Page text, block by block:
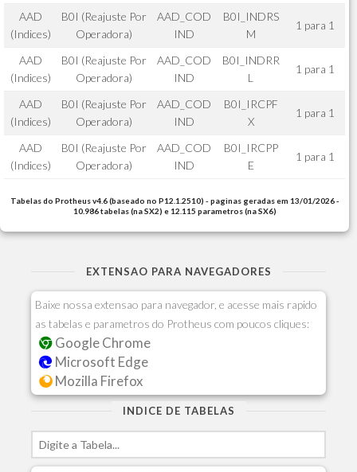
AAD
(Indices)
B0I (Reajuste Por
Operadora)
AAD_COD
IND
B0I_INDRS
M
1 para 1
AAD
(Indices)
B0I (Reajuste Por
Operadora)
AAD_COD
IND
B0I_INDRR
L
1 para 1
AAD
(Indices)
B0I (Reajuste Por
Operadora)
AAD_COD
IND
B0I_IRCPF
X
1 para 1
AAD
(Indices)
B0I (Reajuste Por
Operadora)
AAD_COD
IND
B0I_IRCPP
E
1 para 1
Tabelas do Protheus v4.6 (baseado no P12.1.2510) - paginas geradas em 13/01/2026 -
10.986 tabelas (na SX2) e 12.115 parametros (na SX6)
EXTENSAO PARA NAVEGADORES
Baixe nossa extensao para navegador, e acesse mais rapido
as tabelas e parametros do Protheus com poucos cliques:
Google Chrome
Microsoft Edge
Mozilla Firefox
INDICE DE TABELAS